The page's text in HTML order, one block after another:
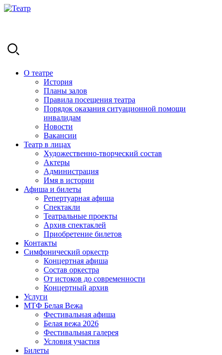
О театре
История
Планы залов
Правила посещения театра
Порядок оказания ситуационной помощи
инвалидам
Новости
Вакансии
Театр в лицах
Художественно-творческий состав
Актеры
Администрация
Имя в истории
Афиша и билеты
Репертуарная афиша
Спектакли
Театральные проекты
Архив спектаклей
Приобретение билетов
Контакты
Симфонический оркестр
Концертная афиша
Состав оркестра
От истоков до современ­ности
Концертный архив
Услуги
МТФ Белая Вежа
Фестивальная афиша
Белая вежа 2026
Фестивальная галерея
Условия участия
Билеты